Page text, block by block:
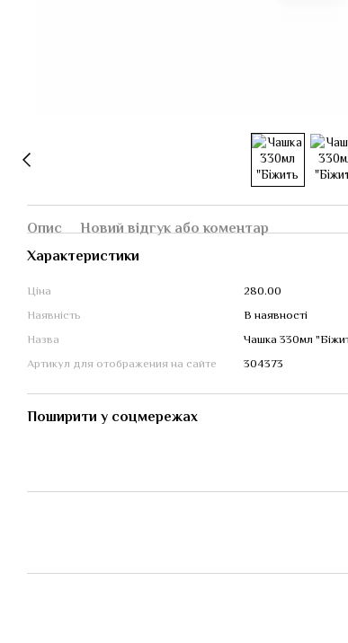
Опис
Новий відгук або коментар
Характеристики
Ціна
280.00
Наявність
В наявності
Назва
Чашка 330мл
Артикул для отображения на сайте
304373
Поширити у соцмережах